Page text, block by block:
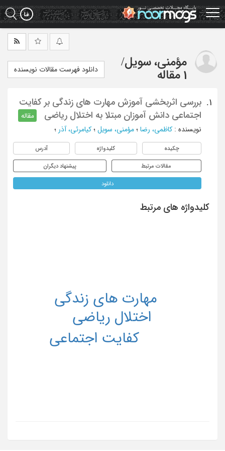
Skip
to
main
مؤمنی، سویل/
1 مقاله
دانلود فهرست مقالات نویسنده
1.
بررسی اثربخشی آموزش مهارت های زندگی بر کفایت
اجتماعی دانش آموزان مبتلا به اختلال ریاضی
مقاله
نویسنده : کاظمی، رضا ؛ مؤمنی، سویل ؛ کیامرئی، آذر ؛
چکیده کلیدواژه آدرس
مقالات مرتبط پیشنهاد دیگران
دانلود
کلیدواژه های مرتبط
اختلال ریاضی
مهارت های زندگی
کفایت اجتماعی